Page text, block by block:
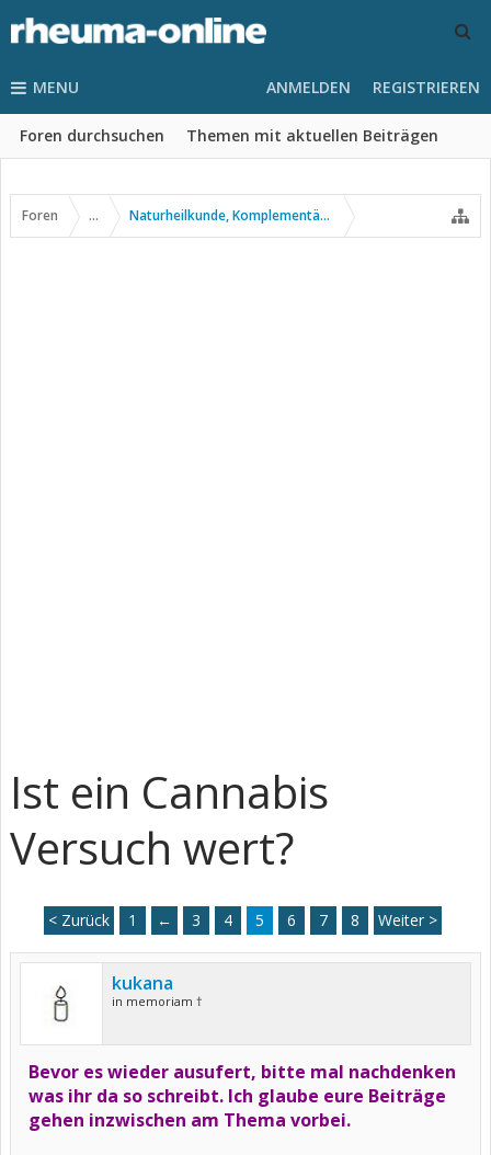
MENU
Foren durchsuchen Themen mit aktuellen Beiträgen
ANMELDEN REGISTRIEREN
Foren ... Naturheilkunde, Komplementär- u. Alternativmedizin
Ist ein Cannabis
Versuch wert?
< Zurück 1 ← 3 4 5 6 7 8 Weiter >
kukana
in memoriam †
Bevor es wieder ausufert, bitte mal nachdenken
was ihr da so schreibt. Ich glaube eure Beiträge
gehen inzwischen am Thema vorbei.